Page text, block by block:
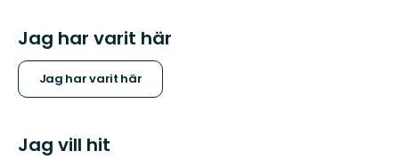
Jag har varit här
Jag har varit här
Jag vill hit